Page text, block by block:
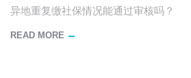
异地重复缴社保情况能通过审核吗？
READ MORE